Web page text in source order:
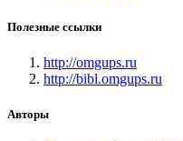
Полезные ссылки
http://omgups.ru
http://bibl.omgups.ru
Авторы